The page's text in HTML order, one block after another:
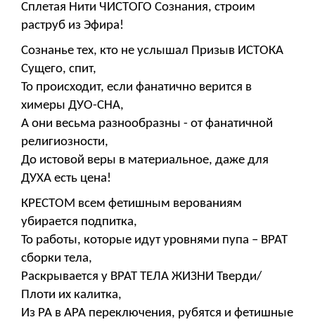
Сплетая Нити ЧИСТОГО Сознания, строим
раструб из Эфира!
Сознанье тех, кто не услышал Призыв ИСТОКА
Сущего, спит,
То происходит, если фанатично верится в
химеры ДУО-СНА,
А они весьма разнообразны - от фанатичной
религиозности,
До истовой веры в материальное, даже для
ДУХА есть цена!
КРЕСТОМ всем фетишным верованиям
убирается подпитка,
То работы, которые идут уровнями пупа – ВРАТ
сборки тела,
Раскрывается у ВРАТ ТЕЛА ЖИЗНИ Тверди/
Плоти их калитка,
Из РА в АРА переключения, рубятся и фетишные